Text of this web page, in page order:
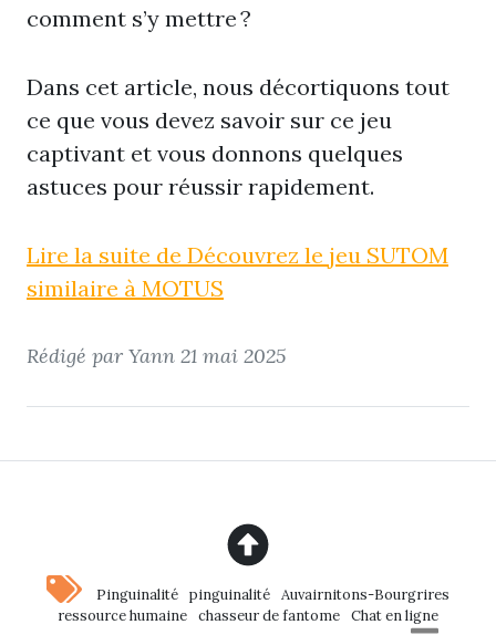
comment s’y mettre ?
Dans cet article, nous décortiquons tout
ce que vous devez savoir sur ce jeu
captivant et vous donnons quelques
astuces pour réussir rapidement.
Lire la suite de Découvrez le jeu SUTOM
similaire à MOTUS
Rédigé par Yann 21 mai 2025
Pinguinalité pinguinalité Auvairnitons-Bourgrires
ressource humaine chasseur de fantome Chat en ligne